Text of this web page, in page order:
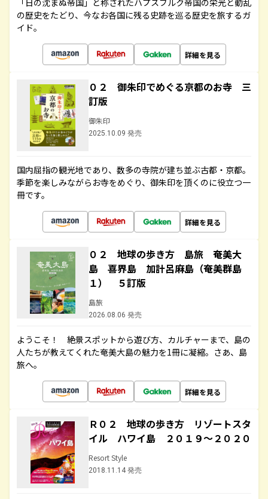
「日の沈まぬ帝国」と称されたハプスブルク帝国の栄光と動乱
の歴史をたどり、今なお各国に残る史跡を巡る歴史を旅するガ
イド。
詳細を見る
０２ 御朱印でめぐる京都のお寺 三
訂版
御朱印
2025.10.09 発売
国内屈指の観光地であり、数多の寺院が建ち並ぶ古都・京都。
季節を楽しみながらお寺をめぐり、御朱印を頂くのに役立つ一
冊です。
詳細を見る
０２ 地球の歩き方 島旅 奄美大
島 喜界島 加計呂麻島（奄美群島
１） ５訂版
島旅
2026.08.06 発売
ようこそ！ 絶景スポットから遊び方、カルチャーまで、島の
人たちが教えてくれた奄美大島の魅力を1冊に凝縮。さあ、島
旅へ。
詳細を見る
Ｒ０２ 地球の歩き方 リゾートスタ
イル ハワイ島 ２０１９～２０２０
Resort Style
2018.11.14 発売